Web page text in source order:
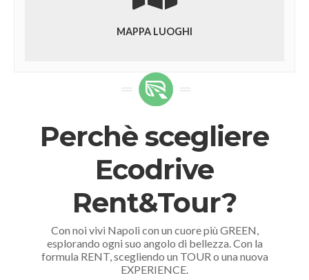
MAPPA LUOGHI
Perchè scegliere
Ecodrive
Rent&Tour?
Con noi vivi Napoli con un cuore più GREEN,
esplorando ogni suo angolo di bellezza. Con la
formula RENT, scegliendo un TOUR o una nuova
EXPERIENCE.